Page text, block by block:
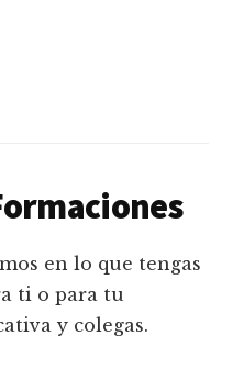
en lo que tengas
ti o para tu
y colegas.